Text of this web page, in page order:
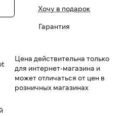
Хочу в подарок
Гарантия
Цена действительна только
для интернет-магазина и
может отличаться от цен в
розничных магазинах
заказа
оплатыПЛАЙТ
сегодня только25%
банка